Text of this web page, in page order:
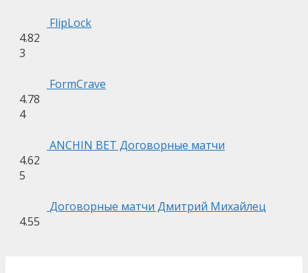
FlipLock
4.82
3
FormCrave
4.78
4
ANCHIN BET Договорные матчи
4.62
5
Договорные матчи Дмитрий Михайлец
4.55